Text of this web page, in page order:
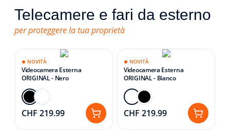
Videocamere.
Una sorveglianza smart per tenere d’occhio la
tua casa senza pensieri.
Telecamere e fari da esterno
per proteggere la tua proprietà
NOVITÀ
Videocamera Esterna
ORIGINAL - Nero
CHF 219.99
NOVITÀ
Videocamera Esterna
ORIGINAL - Bianco
CHF 219.99